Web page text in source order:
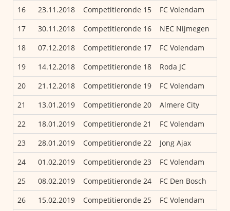
16
23.11.2018 Competitieronde 15 FC Volendam
17
30.11.2018 Competitieronde 16 NEC Nijmegen
18
07.12.2018 Competitieronde 17 FC Volendam
19
14.12.2018 Competitieronde 18 Roda JC
20
21.12.2018 Competitieronde 19 FC Volendam
21
13.01.2019 Competitieronde 20 Almere City
22
18.01.2019 Competitieronde 21 FC Volendam
23
28.01.2019 Competitieronde 22 Jong Ajax
24
01.02.2019 Competitieronde 23 FC Volendam
25
08.02.2019 Competitieronde 24 FC Den Bosch
26
15.02.2019 Competitieronde 25 FC Volendam